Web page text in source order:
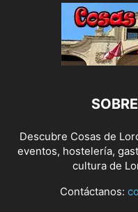
Descubre Cosas de
eventos, hostelería,
cultura de
Contáctanos: